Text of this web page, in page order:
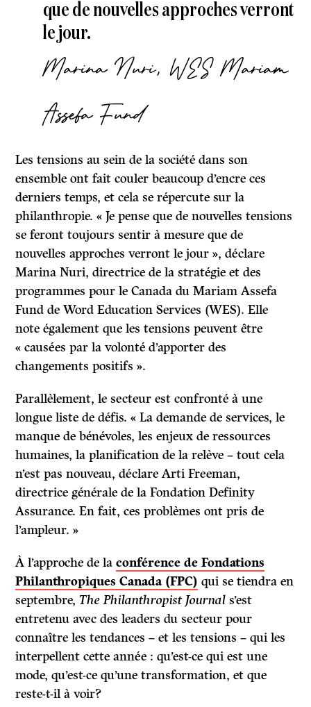
que de nouvelles approches verront
le jour.
Marina Nuri, WES Mariam
Assefa Fund
Les tensions au sein de la société dans son
ensemble ont fait couler beaucoup d’encre ces
derniers temps, et cela se répercute sur la
philanthropie. « Je pense que de nouvelles tensions
se feront toujours sentir à mesure que de
nouvelles approches verront le jour », déclare
Marina Nuri, directrice de la stratégie et des
programmes pour le Canada du Mariam Assefa
Fund de Word Education Services (WES). Elle
note également que les tensions peuvent être
« causées par la volonté d’apporter des
changements positifs ».
Parallèlement, le secteur est confronté à une
longue liste de défis. « La demande de services, le
manque de bénévoles, les enjeux de ressources
humaines, la planification de la relève – tout cela
n’est pas nouveau, déclare Arti Freeman,
directrice générale de la Fondation Definity
Assurance. En fait, ces problèmes ont pris de
l’ampleur. »
À l’approche de laconférence de Fondations
Philanthropiques Canada (FPC) qui se tiendra en
septembre,The Philanthropist Journal s’est
entretenu avec des leaders du secteur pour
connaître les tendances – et les tensions – qui les
interpellent cette année : qu’est-ce qui est une
mode, qu’est-ce qu’une transformation, et que
reste-t-il à voir?